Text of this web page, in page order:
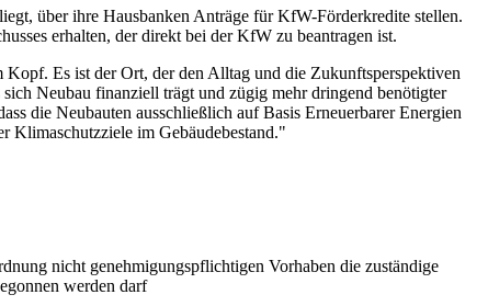
über ihre Hausbanken Anträge für KfW-Förderkredite stellen.
erhalten, der direkt bei der KfW zu beantragen ist.
Es ist der Ort, der den Alltag und die Zukunftsperspektiven
Neubau finanziell trägt und zügig mehr dringend benötigter
die Neubauten ausschließlich auf Basis Erneuerbarer Energien
Klimaschutzziele im Gebäudebestand."
nicht genehmigungspflichtigen Vorhaben die zuständige
werden darf